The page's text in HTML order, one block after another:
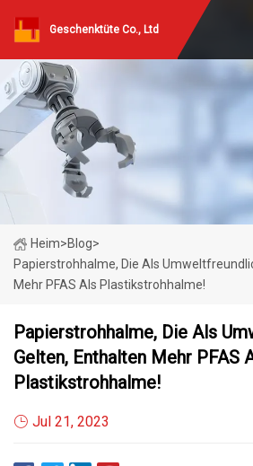
Geschenktüte Co., Ltd
Heim>Blog>
Papierstrohhalme, Die Als
Mehr PFAS Als Plastikstrohhalme!
Papierstrohhalme, Die Als
Gelten, Enthalten Mehr PFAS
Plastikstrohhalme!
Jul 21, 2023